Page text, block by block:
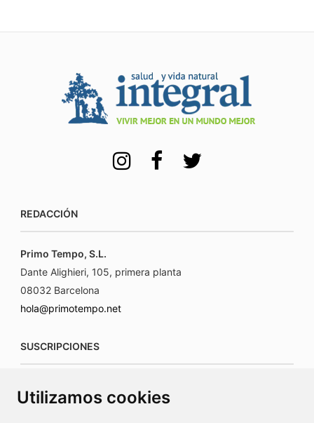
Utilizamos cookies
REDACCIÓN
Primo Tempo, S.L.
Dante Alighieri, 105, primera planta
08032 Barcelona
hola@primotempo.net
SUSCRIPCIONES
www.connecorrevistas.com